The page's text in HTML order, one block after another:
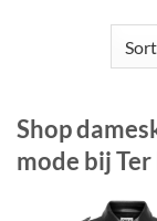
Shop
mode bij